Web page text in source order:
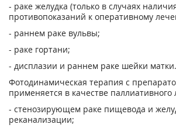
- раке желудка (только в случаях
противопоказаний к оперативному
- раннем раке вульвы;
- раке гортани;
- дисплазии и раннем раке шейки матки.
Фотодинамическая терапия с
применяется в качестве
- стенозирующем раке пищевода и
реканализации;